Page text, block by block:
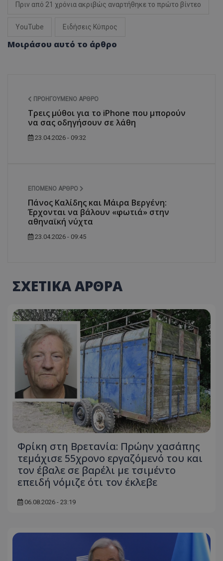
Πριν από 21 χρόνια ακριβώς αναρτήθηκε το πρώτο βίντεο
YouTube Ειδήσεις Κύπρος
Μοιράσου αυτό το άρθρο
ΠΡΟΗΓΟΎΜΕΝΟ ΆΡΘΡΟ
Τρεις μύθοι για το iPhone που μπορούν
να σας οδηγήσουν σε λάθη
23.04.2026 - 09:32
ΕΠΌΜΕΝΟ ΆΡΘΡΟ
Πάνος Καλίδης και Μάιρα Βεργένη:
Έρχονται να βάλουν «φωτιά» στην
αθηναϊκή νύχτα
23.04.2026 - 09:45
ΣΧΕΤΙΚΑ ΑΡΘΡΑ
Φρίκη στη Βρετανία: Πρώην χασάπης
τεμάχισε 55χρονο εργαζόμενό του και
τον έβαλε σε βαρέλι με τσιμέντο
επειδή νόμιζε ότι τον έκλεβε
06.08.2026 - 23:19